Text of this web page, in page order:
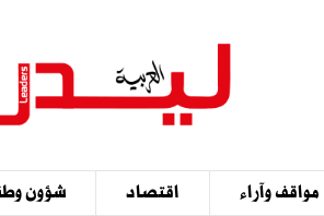
مواقف وآراء اقتصاد شؤون